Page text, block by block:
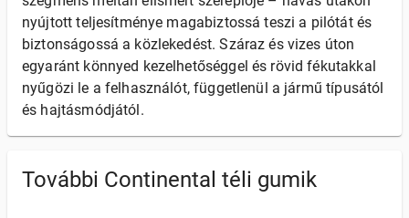
nyújtott teljesítménye magabiztossá teszi a pilótát és
biztonságossá a közlekedést. Száraz és vizes úton
egyaránt könnyed kezelhetőséggel és rövid fékutakkal
nyűgözi le a felhasználót, függetlenül a jármű típusától
és hajtásmódjától.
További Continental téli gumik